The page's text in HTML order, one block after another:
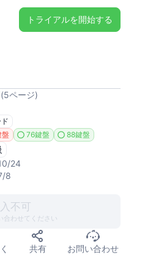
トライアルを開始する
(5ページ)
盤 76鍵盤 88鍵盤
24
8
入不可
合わせてください
共有 お問い合わせ